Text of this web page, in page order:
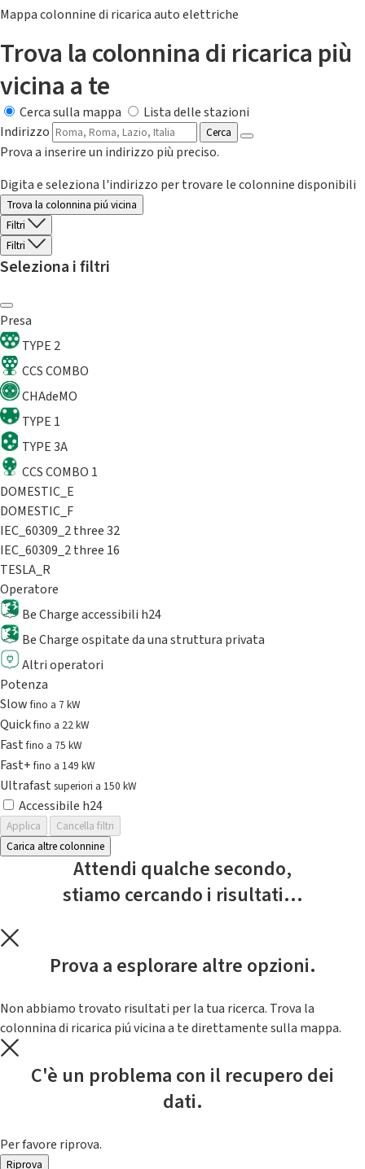
Mappa colonnine di ricarica auto elettriche
Trova la colonnina di ricarica più
vicina a te
Cerca sulla mappa
Lista delle stazioni
Indirizzo
Cerca
Prova a inserire un indirizzo più preciso.
Digita e seleziona l'indirizzo per trovare le colonnine disponibili
Trova la colonnina piú vicina
Filtri
Filtri
Seleziona i filtri
Presa
TYPE 2
CCS COMBO
CHAdeMO
TYPE 1
TYPE 3A
CCS COMBO 1
DOMESTIC_E
DOMESTIC_F
IEC_60309_2 three 32
IEC_60309_2 three 16
TESLA_R
Operatore
Be Charge accessibili h24
Be Charge ospitate da una struttura privata
Altri operatori
Potenza
Slowfino a 7 kW
Quickfino a 22 kW
Fastfino a 75 kW
Fast+fino a 149 kW
Ultrafast superiori a 150 kW
Accessibile h24
Applica
Cancella filtri
Carica altre colonnine
Attendi qualche secondo,
stiamo cercando i risultati...
Prova a esplorare altre opzioni.
Non abbiamo trovato risultati per la tua ricerca. Trova la
colonnina di ricarica piú vicina a te direttamente sulla mappa.
C'è un problema con il recupero dei
dati.
Per favore riprova.
Riprova